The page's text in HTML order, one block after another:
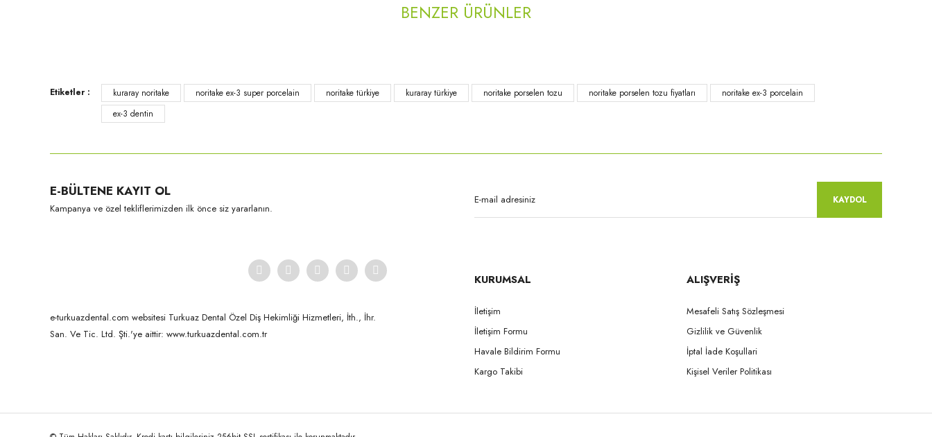
Bu ürüne benzer farklı alternatifler olmalı.
BENZER ÜRÜNLER
EX-3 Dentin-50 Gr NP2.5
Etiketler : kuraray noritake noritake ex-3 super porcelain noritake türkiye kuraray türkiye noritake porselen tozu noritake porselen tozu fiyatları
noritake ex-3 porcelain
ex-3 dentin
E-BÜLTENE KAYIT OL
Kampanya ve özel tekliflerimizden ilk önce siz yararlanın.
KAYDOL
e-turkuazdental.com websitesi Turkuaz Dental Özel Diş Hekimliği Hizmetleri, İth., İhr.
San. Ve Tic. Ltd. Şti.'ye aittir: www.turkuazdental.com.tr
KURUMSAL
İletişim
İletişim Formu
Havale Bildirim Formu
Kargo Takibi
ALIŞVERİŞ
Mesafeli Satış Sözleşmesi
Gizlilik ve Güvenlik
İptal İade Koşullari
Kişisel Veriler Politikası